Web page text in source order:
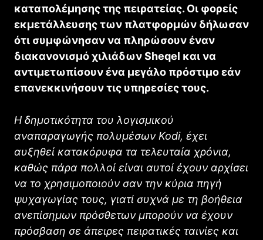
καταπολέμησης της πειρατείας. Οι φορείς
εκμετάλλευσης των πλατφορμών δήλωσαν
ότι συμφώνησαν να πληρώσουν έναν
διακανονισμό χιλιάδων Sheqel και να
αντιμετωπίσουν ένα μεγάλο πρόστιμο εάν
επανεκκινήσουν τις υπηρεσίες τους.
Η δημοτικότητα του λογισμικού
αναπαραγωγής πολυμέσων Kodi, έχει
αυξηθεί κατακόρυφα τα τελευταία χρόνια,
καθώς πάρα πολλοί είναι αυτοί έχουν αρχίσει
να το χρησιμοποιούν σαν την κύρια πηγή
ψυχαγωγίας τους, γιατί συχνά με τη βοήθεια
ανεπίσημων πρόσθετων μπορούν να έχουν
πρόσβαση σε άπειρες πειρατικές ταινίες και